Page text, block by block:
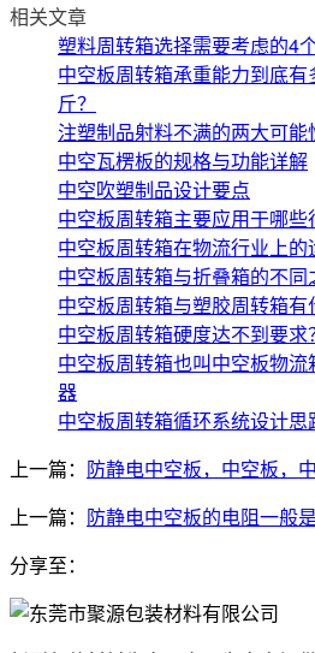
相关文章
塑料周转箱选择需要考虑的4
中空板周转箱承重能力到底
斤？
注塑制品射料不满的两大可能
中空瓦楞板的规格与功能详解
中空吹塑制品设计要点
中空板周转箱主要应用于哪些
中空板周转箱在物流行业上
中空板周转箱与折叠箱的不同
中空板周转箱与塑胶周转箱有
中空板周转箱硬度达不到要求
中空板周转箱也叫中空板物
器
中空板周转箱循环系统设计思
上一篇： 防静电中空板，中空板，
上一篇： 防静电中空板的电阻一般
分享至：